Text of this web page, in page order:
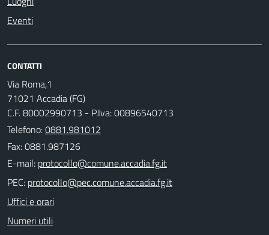
Eventi
CONTATTI
Via Roma,1
71021 Accadia (FG)
C.F. 80002990713 - P.Iva: 00896540713
Telefono:0881.981012
Fax: 0881.987126
E-mail:
PEC:
Uffici e orari
Numeri utili